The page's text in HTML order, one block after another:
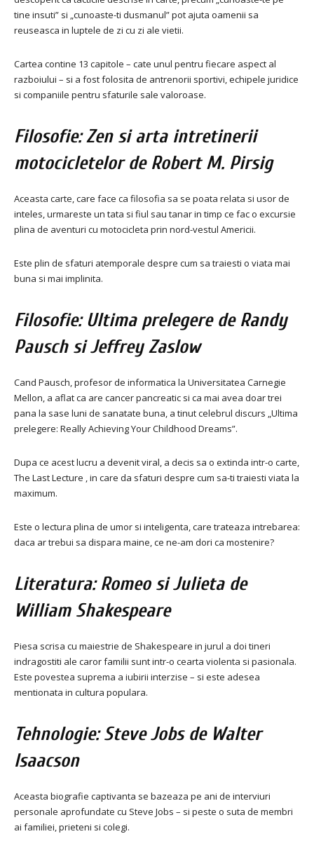
tine insuti” si „cunoaste-ti dusmanul” pot ajuta oamenii sa
reuseasca in luptele de zi cu zi ale vietii.
Cartea contine 13 capitole – cate unul pentru fiecare aspect al
razboiului – si a fost folosita de antrenorii sportivi, echipele juridice
si companiile pentru sfaturile sale valoroase.
Filosofie: Zen si arta intretinerii
motocicletelor de Robert M. Pirsig
Aceasta carte, care face ca filosofia sa se poata relata si usor de
inteles, urmareste un tata si fiul sau tanar in timp ce fac o excursie
plina de aventuri cu motocicleta prin nord-vestul Americii.
Este plin de sfaturi atemporale despre cum sa traiesti o viata mai
buna si mai implinita.
Filosofie: Ultima prelegere de Randy
Pausch si Jeffrey Zaslow
Cand Pausch, profesor de informatica la Universitatea Carnegie
Mellon, a aflat ca are cancer pancreatic si ca mai avea doar trei
pana la sase luni de sanatate buna, a tinut celebrul discurs „Ultima
prelegere: Really Achieving Your Childhood Dreams”.
Dupa ce acest lucru a devenit viral, a decis sa o extinda intr-o carte,
The Last Lecture , in care da sfaturi despre cum sa-ti traiesti viata la
maximum.
Este o lectura plina de umor si inteligenta, care trateaza intrebarea:
daca ar trebui sa dispara maine, ce ne-am dori ca mostenire?
Literatura: Romeo si Julieta de
William Shakespeare
Piesa scrisa cu maiestrie de Shakespeare in jurul a doi tineri
indragostiti ale caror familii sunt intr-o cearta violenta si pasionala.
Este povestea suprema a iubirii interzise – si este adesea
mentionata in cultura populara.
Tehnologie: Steve Jobs de Walter
Isaacson
Aceasta biografie captivanta se bazeaza pe ani de interviuri
personale aprofundate cu Steve Jobs – si peste o suta de membri
ai familiei, prieteni si colegi.